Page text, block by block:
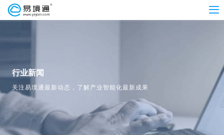
行业新闻
关注易境通最新动态，了解产业智能化最新成果